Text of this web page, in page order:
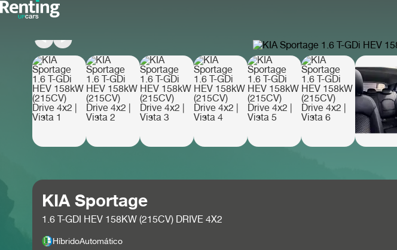
KIA Sportage
1.6 T-GDI HEV 158KW (215CV) DRIVE 4X2
HíbridoAutomático